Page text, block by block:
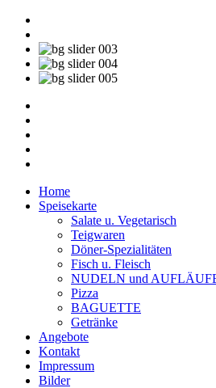
Home
Speisekarte
Salate u. Vegetarisch
Teigwaren
Döner-Spezialitäten
Fisch u. Fleisch
NUDELN und
Pizza
BAGUETTE
Getränke
Angebote
Kontakt
Impressum
Bilder